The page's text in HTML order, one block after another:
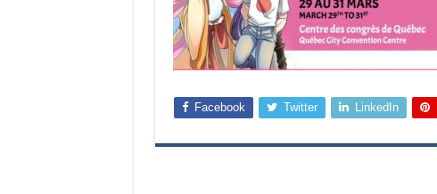
Facebook Twitter LinkedIn